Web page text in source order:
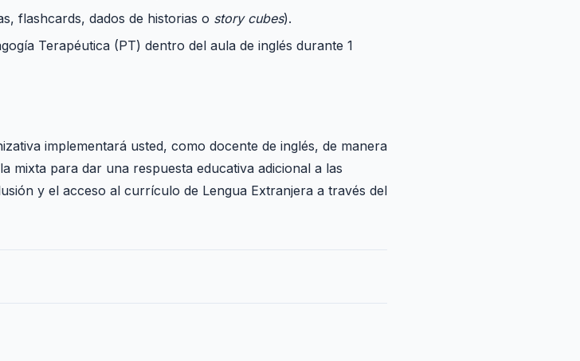
flashcards, dados de historias o story cubes).
Terapéutica (PT) dentro del aula de inglés durante 1
implementará usted, como docente de inglés, de manera
mixta para dar una respuesta educativa adicional a las
y el acceso al currículo de Lengua Extranjera a través del